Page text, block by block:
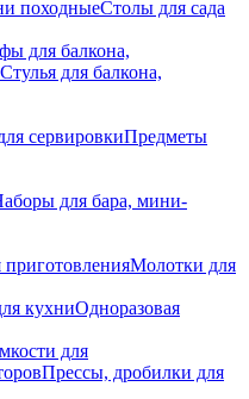
походныеСтолы для сада
для балкона,
Стулья для балкона,
сервировкиПредметы
для бара, мини-
Молотки для
кухниОдноразовая
для
Прессы, дробилки для